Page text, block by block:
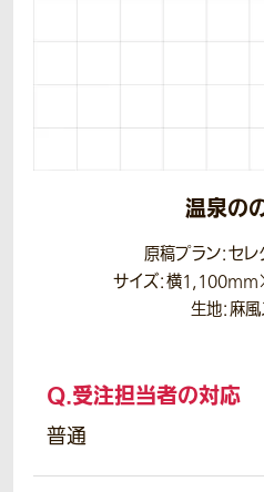
温泉の
原稿プラン：セ
サイズ：横
生地：麻
Q.受注担当者の対応
普通